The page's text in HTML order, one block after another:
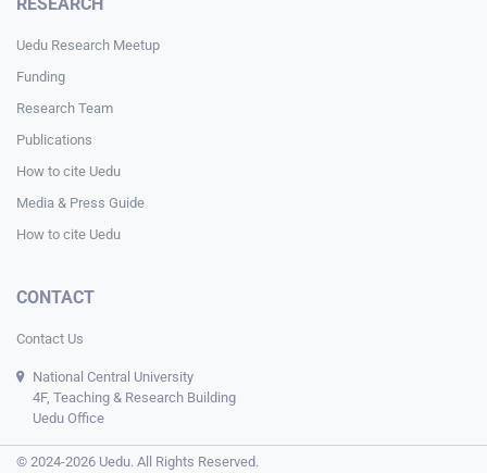
Uedu Research Meetup
Funding
Research Team
Publications
How to cite Uedu
Media & Press Guide
How to cite Uedu
CONTACT
Contact Us
National Central University
4F, Teaching & Research Building
Uedu Office
© 2024-2026 Uedu. All Rights Reserved.